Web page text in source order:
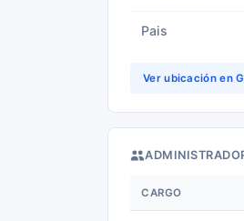
Pais
Ver ubicación en
CARGO